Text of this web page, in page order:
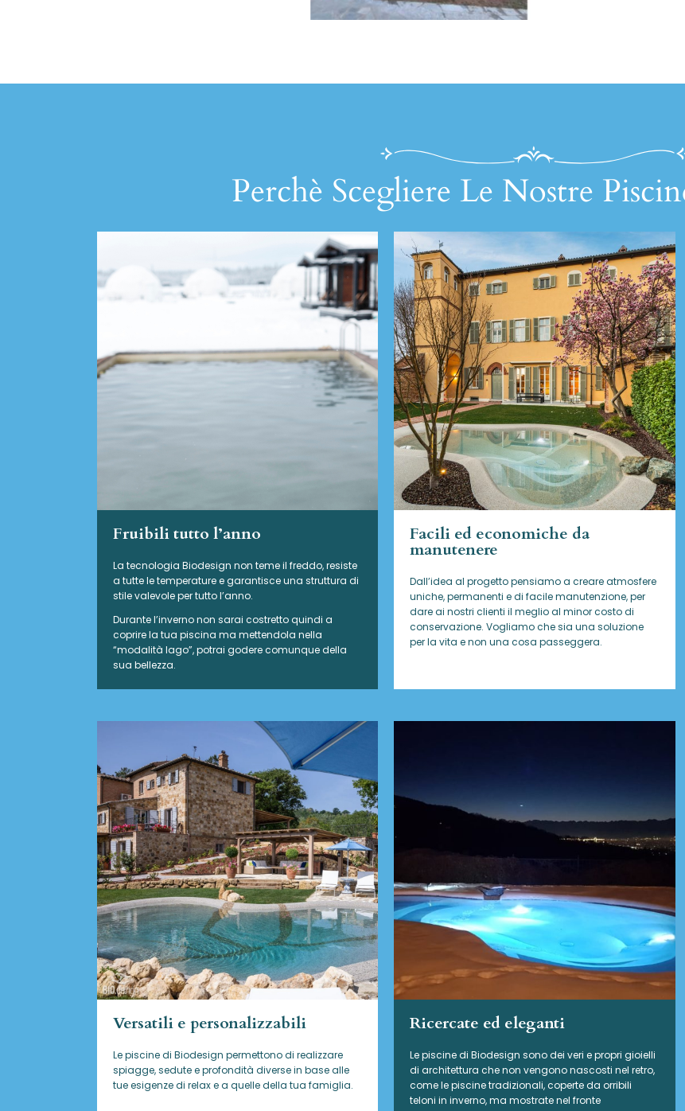
Perchè Scegliere Le Nostre
Fruibili tutto l’anno
La tecnologia Biodesign non teme il freddo, resiste
a tutte le temperature e garantisce una struttura di
stile valevole per tutto l’anno.
Durante l’inverno non sarai costretto quindi a
coprire la tua piscina ma mettendola nella
“modalità lago”, potrai godere comunque della
sua bellezza.
Facili ed economiche da
manutenere
Dall’idea al progetto pensiamo a creare atmosfere
uniche, permanenti e di facile manutenzione, per
dare ai nostri clienti il meglio al minor costo di
conservazione. Vogliamo che sia una soluzione
per la vita e non una cosa passeggera.
Versatili e personalizzabili
Le piscine di Biodesign permettono di realizzare
spiagge, sedute e profondità diverse in base alle
tue esigenze di relax e a quelle della tua famiglia.
Ricercate ed eleganti
Le piscine di Biodesign sono dei veri e propri gioielli
di architettura che non vengono nascosti nel retro,
come le piscine tradizionali, coperte da orribili
teloni in inverno, ma mostrate nel fronte